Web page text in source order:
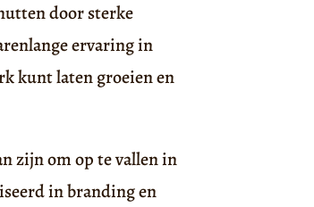
door sterke
ervaring in
kunt laten groeien en
zijn om op te vallen in
in branding en